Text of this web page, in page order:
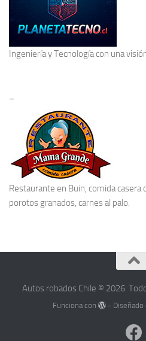
Ingeniería y Tecnologíacon una
–
Restaurante en Buin, comida casera
porotos granados, carnes al palo.
Autos robados Chile © 2026.
Funciona con -